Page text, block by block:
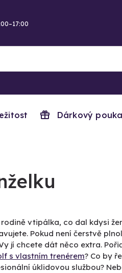
Dárkový
vtipálka, co dal kdysi
Pokud není čerstvě
jí chcete dát něco extra.
s vlastním trenérem? Co by
úklidovou službou?